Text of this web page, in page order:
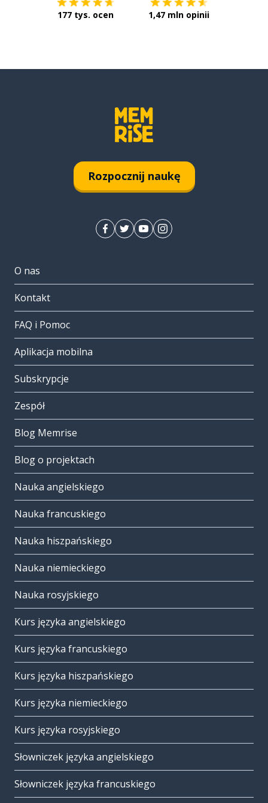
177 tys. ocen 1,47 mln opinii
Rozpocznij naukę
O nas
Kontakt
FAQ i Pomoc
Aplikacja mobilna
Subskrypcje
Zespół
Blog Memrise
Blog o projektach
Nauka angielskiego
Nauka francuskiego
Nauka hiszpańskiego
Nauka niemieckiego
Nauka rosyjskiego
Kurs języka angielskiego
Kurs języka francuskiego
Kurs języka hiszpańskiego
Kurs języka niemieckiego
Kurs języka rosyjskiego
Słowniczek języka angielskiego
Słowniczek języka francuskiego